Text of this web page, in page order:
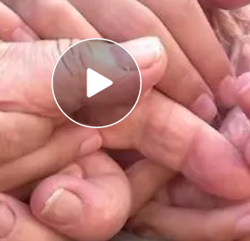
la universidad: un programa
que los humanos
cada vez
laesperanza de vida
nos han llevado hasta aquí y,